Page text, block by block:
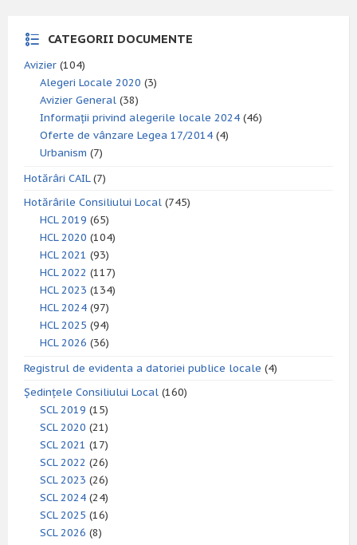
CATEGORII DOCUMENTE
Avizier (104)
Alegeri Locale 2020 (3)
Avizier General (38)
Informații privind alegerile locale 2024 (46)
Oferte de vânzare Legea 17/2014 (4)
Urbanism (7)
Hotărâri CAIL(7)
Hotărârile Consiliului Local (745)
HCL 2019 (65)
HCL 2020 (104)
HCL 2021 (93)
HCL 2022 (117)
HCL 2023 (134)
HCL 2024 (97)
HCL 2025 (94)
HCL 2026 (36)
Registrul de evidenta a datoriei publice locale (4)
Ședințele Consiliului Local (160)
SCL 2019 (15)
SCL 2020 (21)
SCL 2021 (17)
SCL 2022 (26)
SCL 2023 (26)
SCL 2024 (24)
SCL 2025 (16)
SCL 2026 (8)